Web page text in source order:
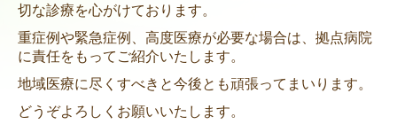
切な診療を心がけております。
重症例や緊急症例、高度医療が必要な場合は、拠点病院
に責任をもってご紹介いたします。
地域医療に尽くすべきと今後とも頑張ってまいります。
どうぞよろしくお願いいたします。